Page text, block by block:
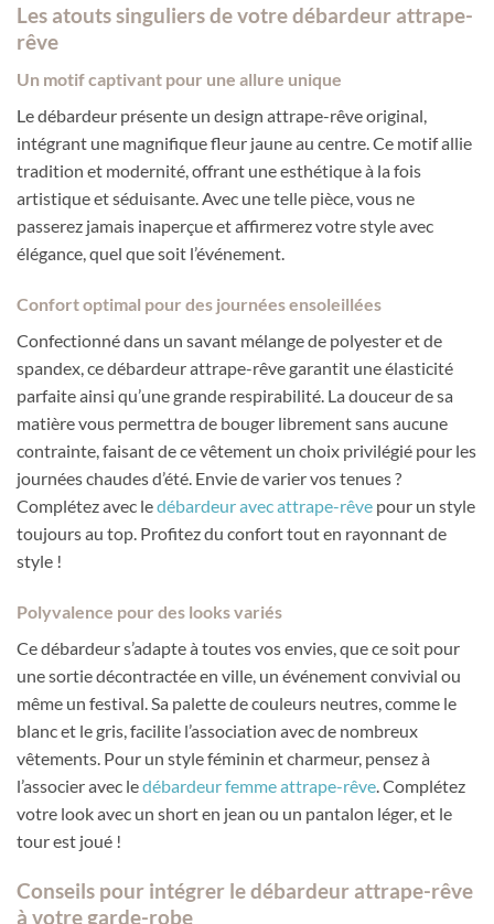
Les atouts singuliers de votre débardeur attrape-
rêve
Un motif captivant pour une allure unique
Le débardeur présente un design attrape-rêve original,
intégrant une magnifique fleur jaune au centre. Ce motif allie
tradition et modernité, offrant une esthétique à la fois
artistique et séduisante. Avec une telle pièce, vous ne
passerez jamais inaperçue et affirmerez votre style avec
élégance, quel que soit l’événement.
Confort optimal pour des journées ensoleillées
Confectionné dans un savant mélange de polyester et de
spandex, ce débardeur attrape-rêve garantit une élasticité
parfaite ainsi qu’une grande respirabilité. La douceur de sa
matière vous permettra de bouger librement sans aucune
contrainte, faisant de ce vêtement un choix privilégié pour les
journées chaudes d’été. Envie de varier vos tenues ?
Complétez avec ledébardeur avec attrape-rêve pour un style
toujours au top. Profitez du confort tout en rayonnant de
style !
Polyvalence pour des looks variés
Ce débardeur s’adapte à toutes vos envies, que ce soit pour
une sortie décontractée en ville, un événement convivial ou
même un festival. Sa palette de couleurs neutres, comme le
blanc et le gris, facilite l’association avec de nombreux
vêtements. Pour un style féminin et charmeur, pensez à
l’associer avec ledébardeur femme attrape-rêve. Complétez
votre look avec un short en jean ou un pantalon léger, et le
tour est joué !
Conseils pour intégrer le débardeur attrape-rêve
à votre garde-robe